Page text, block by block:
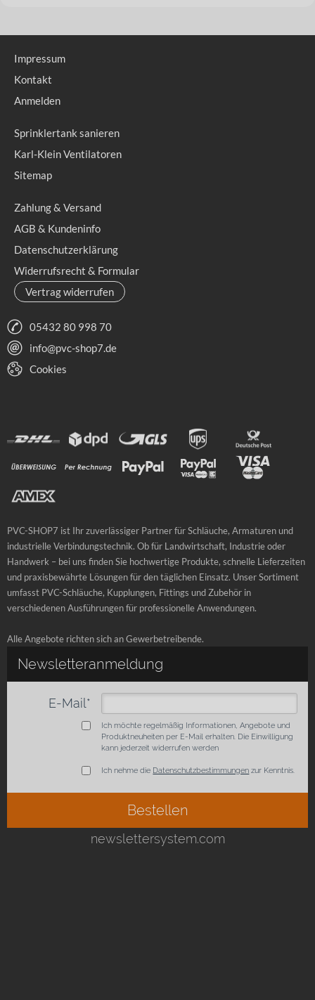
Impressum
Kontakt
Anmelden
Sprinklertank sanieren
Karl-Klein Ventilatoren
Sitemap
Zahlung & Versand
AGB & Kundeninfo
Datenschutzerklärung
Widerrufsrecht & Formular
Vertrag widerrufen
05432 80 998 70
info@pvc-shop7.de
Cookies
PVC-SHOP7 ist Ihr zuverlässiger Partner für Schläuche, Armaturen und
industrielle Verbindungstechnik. Ob für Landwirtschaft, Industrie oder
Handwerk – bei uns finden Sie hochwertige Produkte, schnelle Lieferzeiten
und praxisbewährte Lösungen für den täglichen Einsatz. Unser Sortiment
umfasst PVC-Schläuche, Kupplungen, Fittings und Zubehör in
verschiedenen Ausführungen für professionelle Anwendungen.
Alle Angebote richten sich an Gewerbetreibende.